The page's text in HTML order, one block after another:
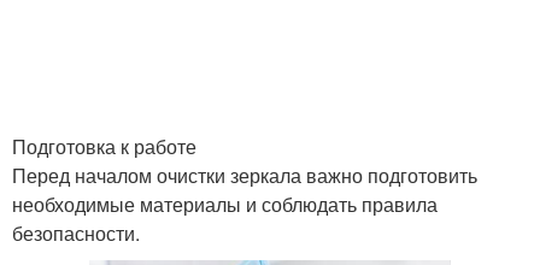
Подготовка к работе
Перед началом очистки зеркала важно подготовить
необходимые материалы и соблюдать правила
безопасности.